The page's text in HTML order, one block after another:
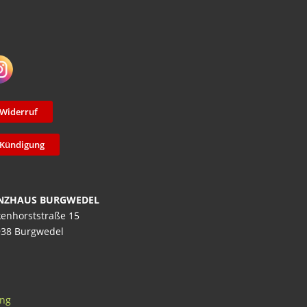
Widerruf
Kündigung
BURGWEDEL
15
Burgwedel